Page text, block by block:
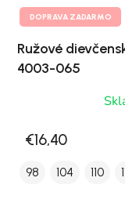
DOPRAVA ZADARMO
Ružové
4003-065
€16,40
98 104 110